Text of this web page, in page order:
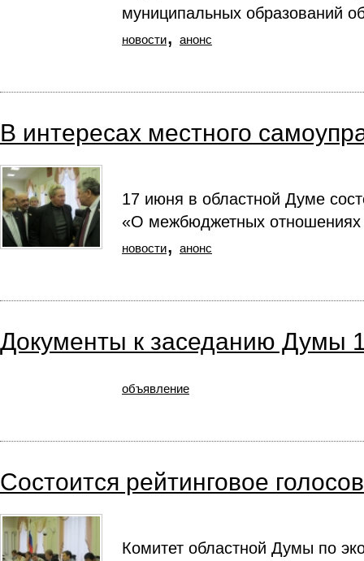
муниципальных образований
новости, анонс
В интересах местного
17 июня в областной Думе
«О межбюджетных отношениях
новости, анонс
Документы к заседанию Думы
объявление
Состоится рейтинговое
Комитет областной Думы по